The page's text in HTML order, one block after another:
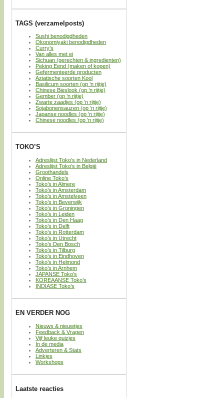
TAGS (verzamelposts)
Sushi benodigdheden
Okonomiyaki benodigdheden
Curry’s
Van alles met ei
Sichuan (gerechten & ingredienten)
Peking Eend (maken of kopen)
Gefermenteerde producten
Aziatische soorten Kool
Basilicum soorten (op ’n rijtje)
Chinese Bieslook (op ’n rijtje)
Gember (op ’n rijtje)
Zwarte zaadjes (op ’n rijtje)
Sojabonensauzen (op ’n rijtje)
Japanse noodles (op ’n rijtje)
Chinese noodles (op ’n rijtje)
TOKO’S
Adreslijst Toko’s in Nederland
Adreslijst Toko’s in België
Groothandels
Online Toko’s
Toko’s in Almere
Toko’s in Amsterdam
Toko’s in Amstelveen
Toko’s in Beverwijk
Toko’s in Groningen
Toko’s in Leiden
Toko’s in Den Haag
Toko’s in Delft
Toko’s in Rotterdam
Toko’s in Utrecht
Toko’s Den Bosch
Toko’s in Tilburg
Toko’s in Eindhoven
Toko’s in Helmond
Toko’s in Arnhem
JAPANSE Toko’s
KOREAANSE Toko’s
INDIASE Toko’s
EN VERDER NOG
Nieuws & nieuwtjes
Feedback & Vragen
Vijf leuke quizjes
In de media
Adverteren & Stats
Linkjes
Workshops
Laatste reacties